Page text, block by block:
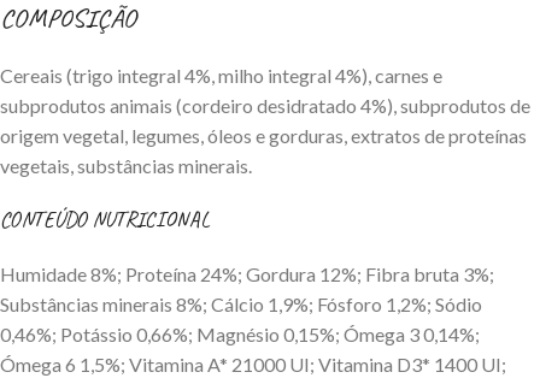
COMPOSIÇÃO
Cereais (trigo integral 4%, milho integral 4%), carnes e
subprodutos animais (cordeiro desidratado 4%), subprodutos de
origem vegetal, legumes, óleos e gorduras, extratos de proteínas
vegetais, substâncias minerais.
CONTEÚDO NUTRICIONAL
Humidade 8%; Proteína 24%; Gordura 12%; Fibra bruta 3%;
Substâncias minerais 8%; Cálcio 1,9%; Fósforo 1,2%; Sódio
0,46%; Potássio 0,66%; Magnésio 0,15%; Ómega 3 0,14%;
Ómega 6 1,5%; Vitamina A* 21000 UI; Vitamina D3* 1400 UI;